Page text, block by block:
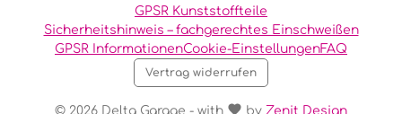
© 2026 Delta Garage - with by Zenit Design
GPSR Kunststoffteile
Sicherheitshinweis – fachgerechtes Einschweißen
GPSR InformationenCookie-EinstellungenFAQ
Vertrag widerrufen